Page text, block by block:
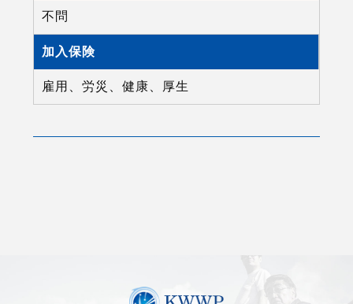
不問
加入保険
雇用、労災、健康、厚生